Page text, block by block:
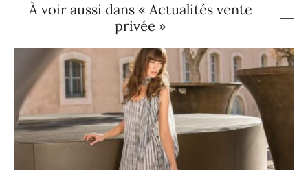
À voir aussi dans « Actualités vente
privée »